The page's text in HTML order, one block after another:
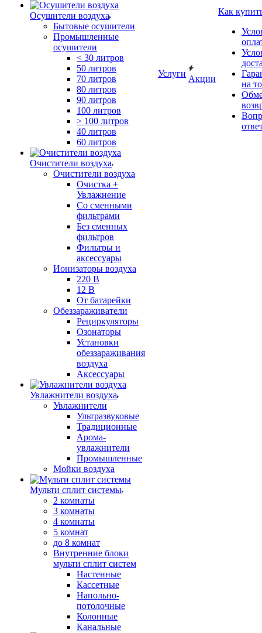
Осушители воздуха
Бытовые осушители
Промышленные
осушители
< 30 литров
50 литров
70 литров
80 литров
90 литров
100 литров
> 100 литров
40 литров
60 литров
Очистители воздуха
Очистители воздуха
Очистка +
Увлажнение
Cо сменными
фильтрами
Без сменных
фильтров
Фильтры и
аксессуары
Ионизаторы воздуха
220 В
12 В
От батарейки
Обеззараживатели
Рециркуляторы
Озонаторы
Установки
обеззараживания
воздуха
Аксессуары
Увлажнители воздуха
Увлажнители
Ультразвуковые
Традиционные
Арома-
увлажнители
Промышленные
Мойки воздуха
Мульти сплит системы
2 комнаты
3 комнаты
4 комнаты
5 комнат
до 8 комнат
Внутренние блоки
мульти сплит систем
Настенные
Кассетные
Напольно-
потолочные
Колонные
Канальные
Услуги
Акции
Как
на